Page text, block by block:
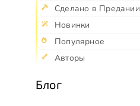
Сделано в Предании
Новинки
Популярное
Авторы
Блог